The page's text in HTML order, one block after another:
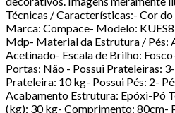
Técnicas / Características:- Cor
Marca: Compace- Modelo:
Mdp- Material da Estrutura / Pés:
Acetinado- Escala de Brilho:
Portas: Não - Possui Prateleiras:
Prateleira: 10 kg- Possui Pés: 2-
Acabamento Estrutura: Epóxi-Pó
(kg): 30 kg- Comprimento: 80cm-